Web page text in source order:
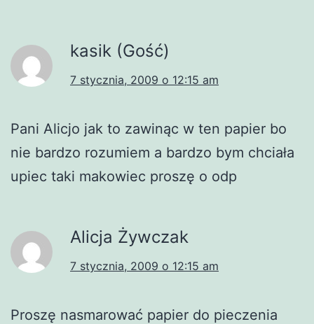
kasik (Gość)
7 stycznia, 2009 o 12:15 am
Pani Alicjo jak to zawinąc w ten papier bo
nie bardzo rozumiem a bardzo bym chciała
upiec taki makowiec proszę o odp
Alicja Żywczak
7 stycznia, 2009 o 12:15 am
Proszę nasmarować papier do pieczenia